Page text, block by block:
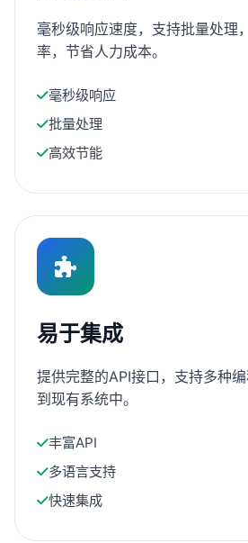
毫秒级响应速度，支持批量处理
率，节省人力成本。
毫秒级响应
批量处理
高效节能
易于集成
提供完整的API接口，支持多种
到现有系统中。
丰富API
多语言支持
快速集成